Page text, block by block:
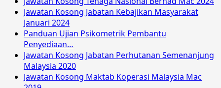
Jawatan Kosong Jabatan Kebajikan Masyarakat
Januari 2024
Panduan Ujian Psikometrik Pembantu
Penyediaan…
Jawatan Kosong Jabatan Perhutanan Semenanjung
Malaysia 2020
Jawatan Kosong Maktab Koperasi Malaysia Mac